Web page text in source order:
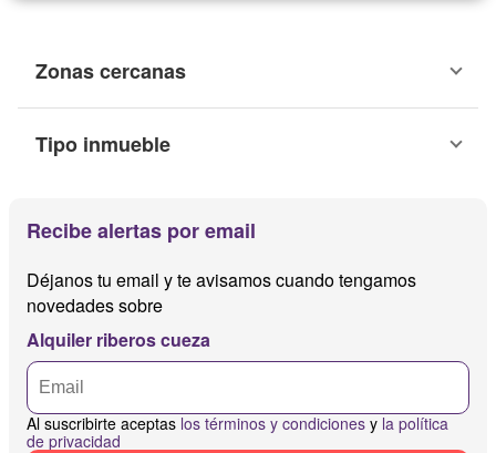
Zonas cercanas
Tipo inmueble
Recibe alertas por email
Déjanos tu email y te avisamos cuando tengamos
novedades sobre
Alquiler riberos cueza
Al suscribirte aceptas los términos y condiciones y la política
de privacidad